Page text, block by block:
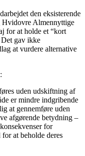
den eksisterende
Almennyttige
for at holde et “kort
gav ikke
at vurdere alternative
uden udskiftning af
er mindre indgribende
at gennemføre uden
afgørende betydning –
for
at beholde deres